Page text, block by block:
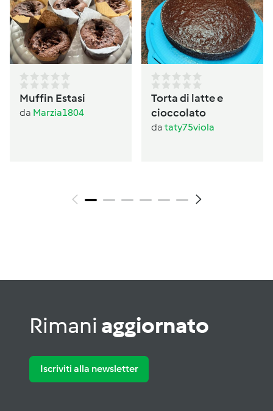
Muffin Estasi
da Marzia1804
Torta di latte e
cioccolato
da taty75viola
Rimani aggiornato
Iscriviti alla newsletter